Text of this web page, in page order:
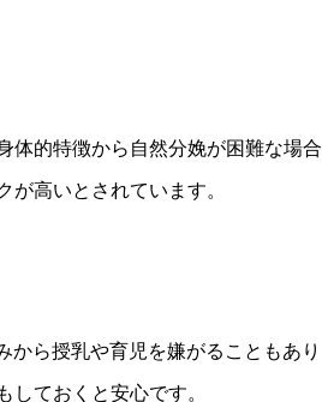
体的特徴から自然分娩が困難な場合
高いとされています。
ら授乳や育児を嫌がることもあり
ておくと安心です。